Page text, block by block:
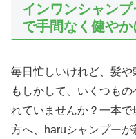
インワンシャン
で手間なく健やか
毎日忙しいけれど、髪や
もしかして、いくつも
れていませんか？一本
方へ、haruシャンプーが